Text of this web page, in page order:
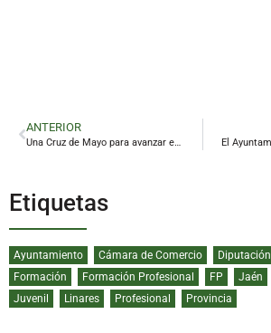
ANTERIOR
Una Cruz de Mayo para avanzar en la normalización de la salud mental
Etiquetas
Ayuntamiento Cámara de Comercio Diputación
Formación
Formación Profesional FP Jaén
Juvenil
Linares Profesional Provincia